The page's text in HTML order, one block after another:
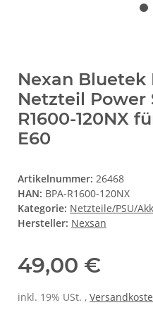
Nexan Bluetek
Netzteil Power
R1600-120NX
E60
Artikelnummer: 26468
HAN: BPA-R1600-120NX
Kategorie: Netzteile/PSU/
Hersteller: Nexsan
49,00 €
inkl. 19% USt. ,